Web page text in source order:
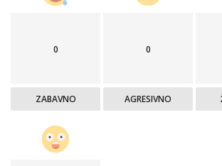
0
ZABAVNO
0
AGRESIVNO